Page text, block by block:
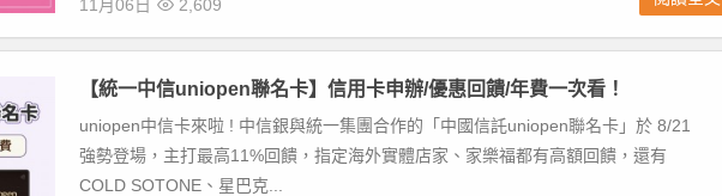
11月06日 2,609
【統一中信uniopen聯名卡】信用卡申辦/優惠回饋/年費一次看！
uniopen中信卡來啦 ! 中信銀與統一集團合作的「中國信託uniopen聯名卡」於 8/21
強勢登場，主打最高11%回饋，指定海外實體店家、家樂福都有高額回饋，還有
COLD SOTONE、星巴克...